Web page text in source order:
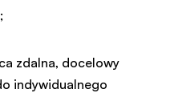
zdalna, docelowy
indywidualnego